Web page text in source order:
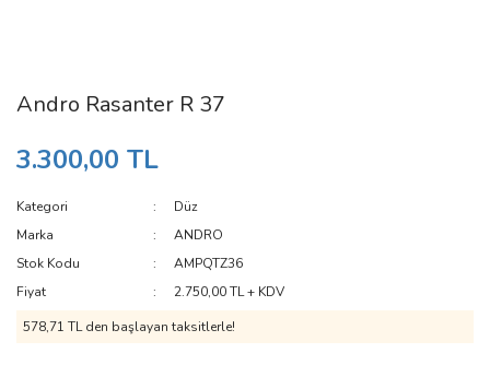
Andro Rasanter R 37
3.300,00 TL
Kategori
Düz
Marka
ANDRO
Stok Kodu
AMPQTZ36
Fiyat
2.750,00 TL + KDV
578,71 TL den başlayan taksitlerle!